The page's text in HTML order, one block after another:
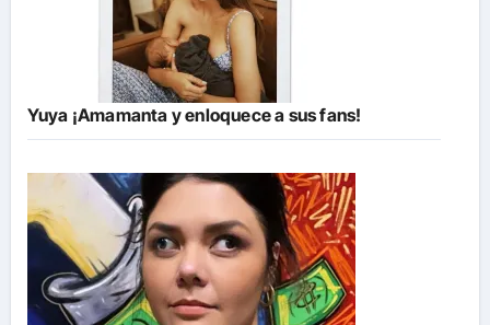
Yuya ¡Amamanta y enloquece a sus fans!